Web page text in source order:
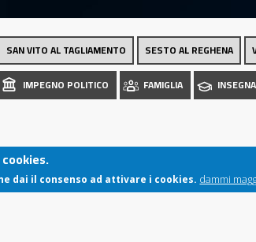
SAN VITO AL TAGLIAMENTO SESTO AL REGHENA
IMPEGNO POLITICO FAMIGLIA
di Casarsa della
dai il consenso ad attivare i cookies. dammi